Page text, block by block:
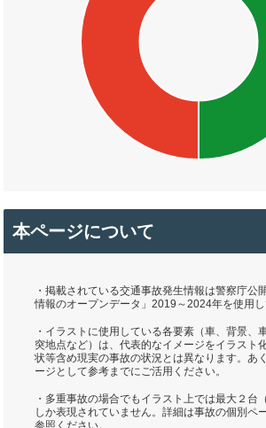
本ページについて
・掲載されている交通事故発生情報は警察庁公
情報のオープンデータ」2019～2024年を使用し
・イラストに使用している各要素（車、背景、
突地点など）は、代表的なイメージをイラスト
状等含め現実の事故の状況とは異なります。あ
ージとして参考までにご活用ください。
・多重事故の場合でもイラスト上では最大２台
しか表現されていません。詳細は事故の個別ペ
参照ください。